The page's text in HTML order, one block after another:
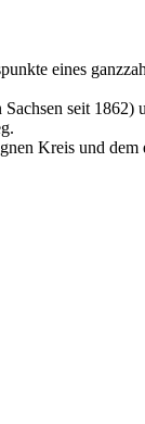
eines
seit 1862)
Kreis und